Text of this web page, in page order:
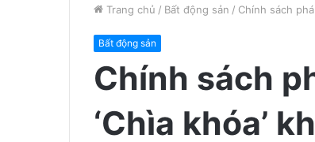
Trang chủ / Bất động sản / Chính sách
Bất động sản
Chính sách
‘Chìa khóa’